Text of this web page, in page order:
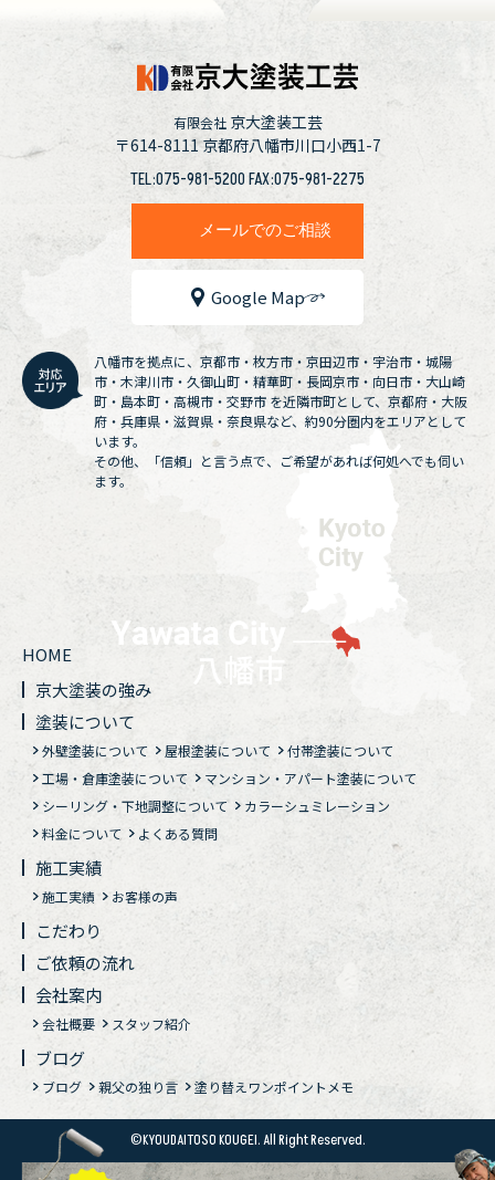
有限会社 京大塗装工芸
〒614-8111京都府八幡市川口小西1-7
TEL:075-981-5200 FAX:075-981-2275
メールでのご相談
Google Map
八幡市を拠点に、京都市・枚方市・京田辺市・宇治市・城陽
市・木津川市・久御山町・精華町・長岡京市・向日市・大山崎
町・島本町・高槻市・交野市 を近隣市町として、京都府・大阪
府・兵庫県・滋賀県・奈良県など、約90分圏内をエリアとして
います。
その他、「信頼」と言う点で、ご希望があれば何処へでも伺い
ます。
HOME
京大塗装の強み
塗装について
外壁塗装について 屋根塗装について
付帯塗装について
工場・倉庫塗装について
マンション・アパート塗装について
シーリング・下地調整について
カラーシュミレーション
料金について
よくある質問
施工実績
施工実績 お客様の声
こだわり
ご依頼の流れ
会社案内
会社概要 スタッフ紹介
ブログ
ブログ 親父の独り言 塗り替えワンポイントメモ
©KYOUDAITOSO KOUGEI. All Right Reserved.